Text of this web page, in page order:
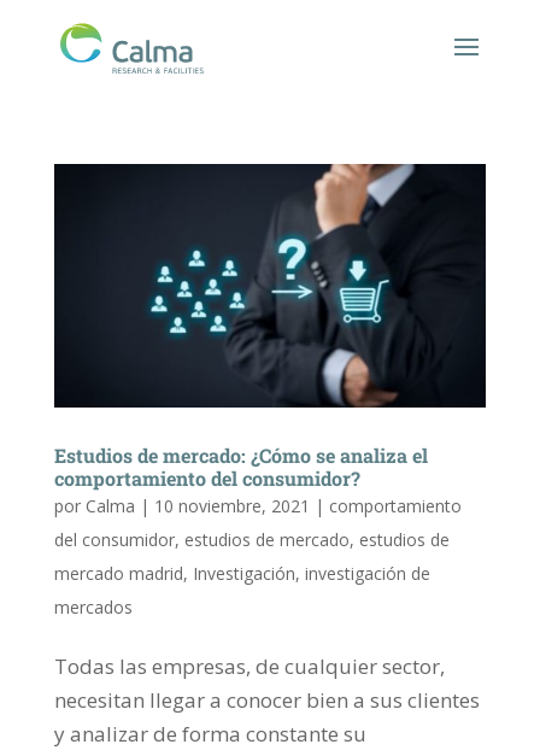
Estudios de mercado: ¿Cómo se analiza el
comportamiento del consumidor?
por Calma | 10 noviembre, 2021 | comportamiento
del consumidor, estudios de mercado, estudios de
mercado madrid, Investigación, investigación de
mercados
Todas las empresas, de cualquier sector,
necesitan llegar a conocer bien a sus clientes
y analizar de forma constante su